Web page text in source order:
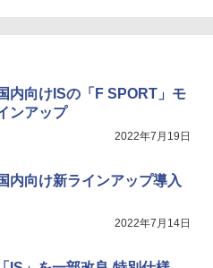
内向けISの「F SPORT」モ
ンアップ
2022年7月19日
内向け新ラインアップ導入
2022年7月14日